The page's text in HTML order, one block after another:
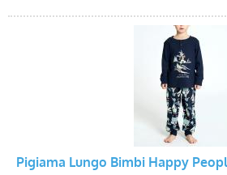
Pigiama Lungo Bimbi Happy